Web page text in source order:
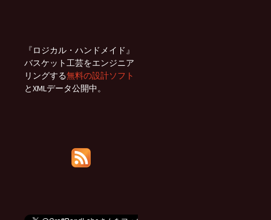
『ロジカル・ハンドメイド』
バスケット工芸をエンジニア
リングする無料の設計ソフト
とXMLデータ公開中。